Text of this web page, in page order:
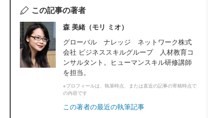
この記事の著者
森 美緒（モリ ミオ）
グローバル ナレッジ ネットワーク株式
会社 ビジネススキルグループ 人材教育コ
ンサルタント。ヒューマンスキル研修講師
を担当。
※プロフィールは、執筆時点、または直近の記事の寄稿時点で
の内容です
この著者の最近の執筆記事